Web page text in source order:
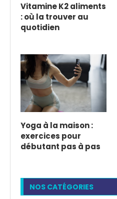
Vitamine K2 aliments
: où la trouver au
quotidien
Yoga à la maison :
exercices pour
débutant pas à pas
NOS CATÉGORIES